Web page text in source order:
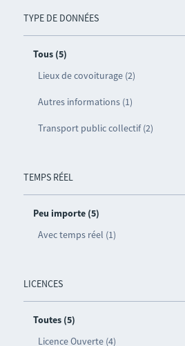
TYPE DE DONNÉES
Tous (5)
Lieux de covoiturage (2)
Autres informations (1)
Transport public collectif (2)
TEMPS RÉEL
Peu importe (5)
Avec temps réel (1)
LICENCES
Toutes (5)
Licence Ouverte (4)